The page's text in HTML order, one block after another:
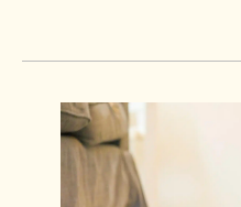
是什麼、功效、副
更加了解這項先進
孩減緩疼痛，保持
質。